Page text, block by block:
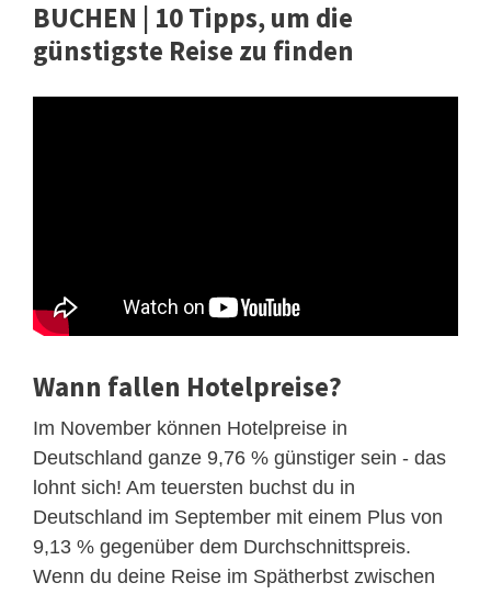
BUCHEN | 10 Tipps, um die
günstigste Reise zu finden
Wann fallen Hotelpreise?
Im November können Hotelpreise in
Deutschland ganze 9,76 % günstiger sein - das
lohnt sich! Am teuersten buchst du in
Deutschland im September mit einem Plus von
9,13 % gegenüber dem Durchschnittspreis.
Wenn du deine Reise im Spätherbst zwischen